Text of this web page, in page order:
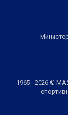
1965 - 2026 ©